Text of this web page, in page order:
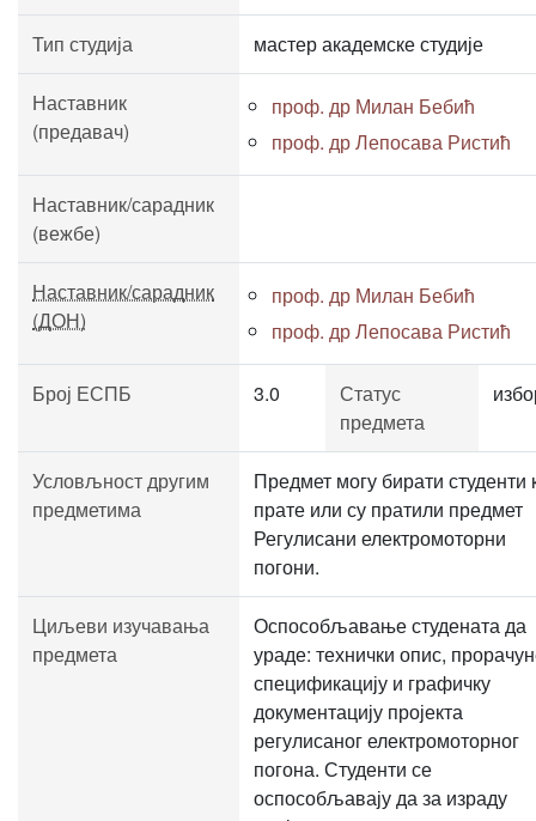
Тип студија мастер академске студије
Наставник
(предавач)
проф. др Милан Бебић
проф. др Лепосава Ристић
Наставник/сарадник
(вежбе)
Наставник/сарадник
(ДОН)
проф. др Милан Бебић
проф. др Лепосава Ристић
Број ЕСПБ 3.0
Статус
предмета
Условљност другим
предметима
Предмет могу бирати студенти
прате или су пратили предмет
Регулисани електромоторни
погони.
Циљеви изучавања
предмета
Оспособљавање студената да
ураде: технички опис,
спецификацију и графичку
документацију пројекта
регулисаног електромоторног
погона. Студенти се
оспособљавају да за израду